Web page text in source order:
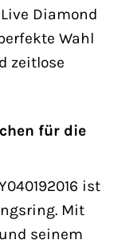
Diamond
Wahl
zeitlose
für die
ist
Mit
seinem